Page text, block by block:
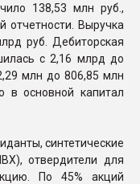
138,53 млн руб.,
отчетности. Выручка
руб. Дебиторская
с 2,16 млрд до
млн до 806,85 млн
в основной капитал
синтетические
отвердители для
По 45% акций